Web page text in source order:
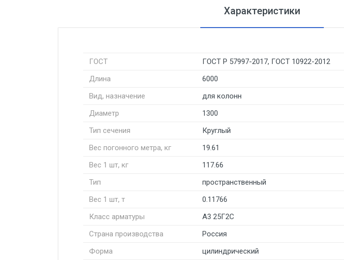
Характеристики
ГОСТ
ГОСТ Р 57997-2017, ГОСТ 10922-2012
Длина
6000
Вид, назначение
для колонн
Диаметр
1300
Тип сечения
Круглый
Вес погонного метра, кг
19.61
Вес 1 шт, кг
117.66
Тип
пространственный
Вес 1 шт, т
0.11766
Класс арматуры
А3 25Г2С
Страна производства
Россия
Форма
цилиндрический